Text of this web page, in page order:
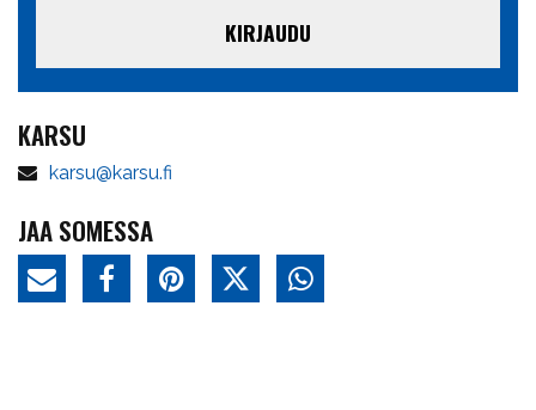
KIRJAUDU
KARSU
karsu@karsu.fi
JAA SOMESSA